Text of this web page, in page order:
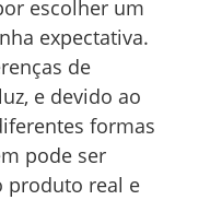
escolher um
expectativa.
de
e devido ao
formas
pode ser
produto real e